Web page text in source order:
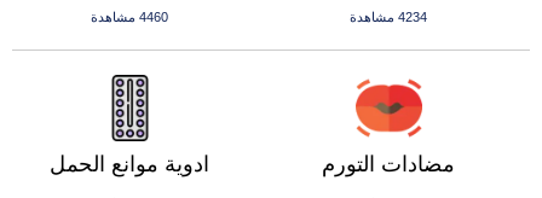
4460 مشاهدة 4234 مشاهدة
ادوية موانع الحمل مضادات التورم